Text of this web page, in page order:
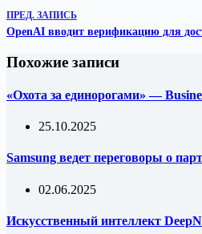
ПРЕД. ЗАПИСЬ
OpenAI вводит верификацию для
Похожие записи
«Охота за единорогами» —
25.10.2025
Samsung ведет переговоры о
02.06.2025
Искусственный интеллект